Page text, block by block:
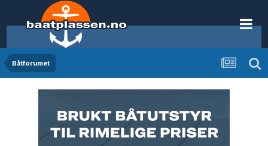
Båtforumet